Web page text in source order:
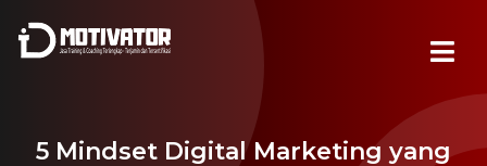
5 Mindset Digital Marketing yang